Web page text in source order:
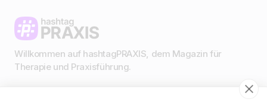
Willkommen auf hashtagPRAXIS, dem Magazin für
Therapie und Praxisführung.